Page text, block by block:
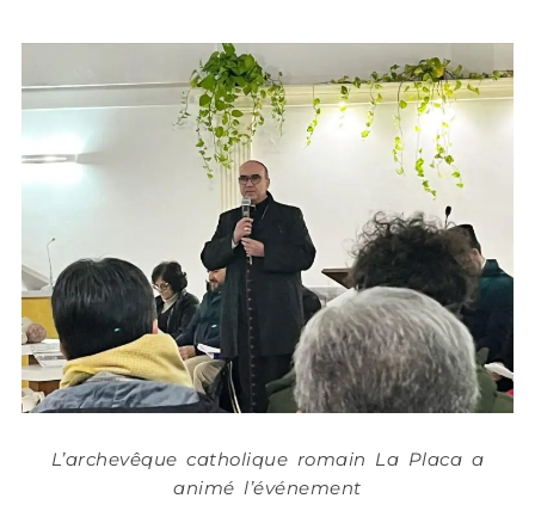
L’archevêque catholique romain La Placa a
animé l’événement